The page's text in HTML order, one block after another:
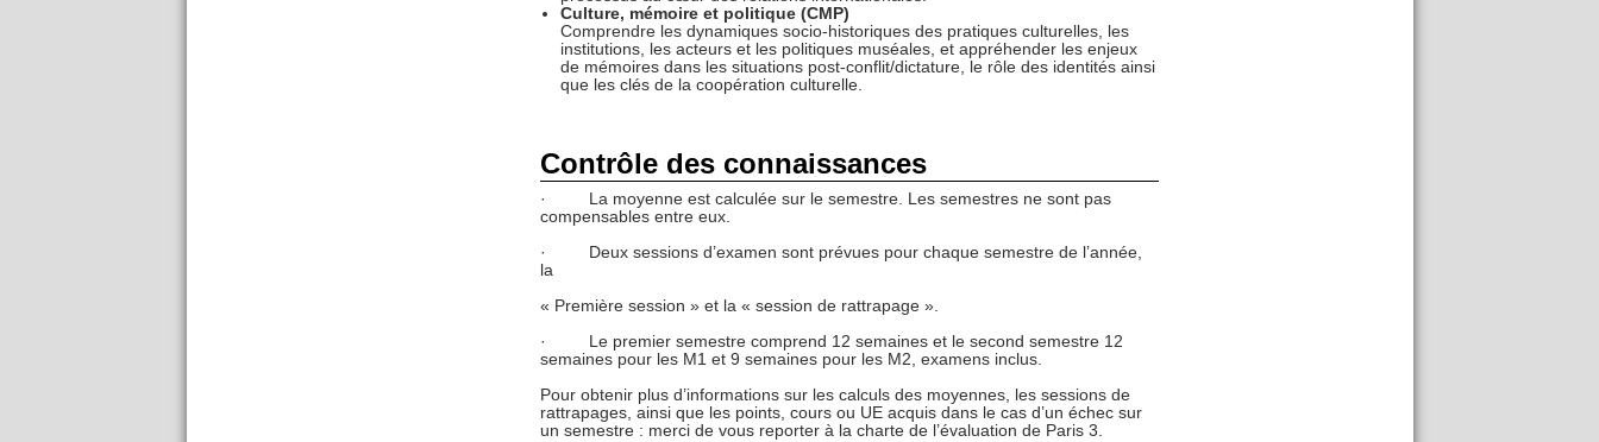
Culture, mémoire et politique (CMP)
Comprendre les dynamiques socio-historiques des pratiques culturelles, les
institutions, les acteurs et les politiques muséales, et appréhender les enjeux
de mémoires dans les situations post-conflit/dictature, le rôle des identités ainsi
que les clés de la coopération culturelle.
Contrôle des connaissances
· La moyenne est calculée sur le semestre. Les semestres ne sont pas
compensables entre eux.
· Deux sessions d’examen sont prévues pour chaque semestre de l’année,
la
« Première session » et la « session de rattrapage ».
· Le premier semestre comprend 12 semaines et le second semestre 12
semaines pour les M1 et 9 semaines pour les M2, examens inclus.
Pour obtenir plus d’informations sur les calculs des moyennes, les sessions de
rattrapages, ainsi que les points, cours ou UE acquis dans le cas d’un échec sur
un semestre : merci de vous reporter à la charte de l’évaluation de Paris 3.